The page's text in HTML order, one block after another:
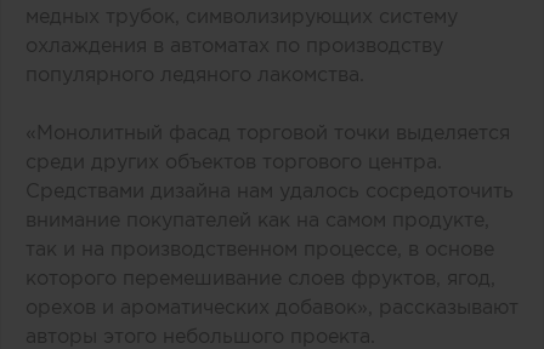
медных трубок, символизирующих систему
охлаждения в автоматах по производству
популярного ледяного лакомства.
«Монолитный фасад торговой точки выделяется
среди других объектов торгового центра.
Средствами дизайна нам удалось сосредоточить
внимание покупателей как на самом продукте,
так и на производственном процессе, в основе
которого перемешивание слоев фруктов, ягод,
орехов и ароматических добавок», рассказывают
авторы этого небольшого проекта.